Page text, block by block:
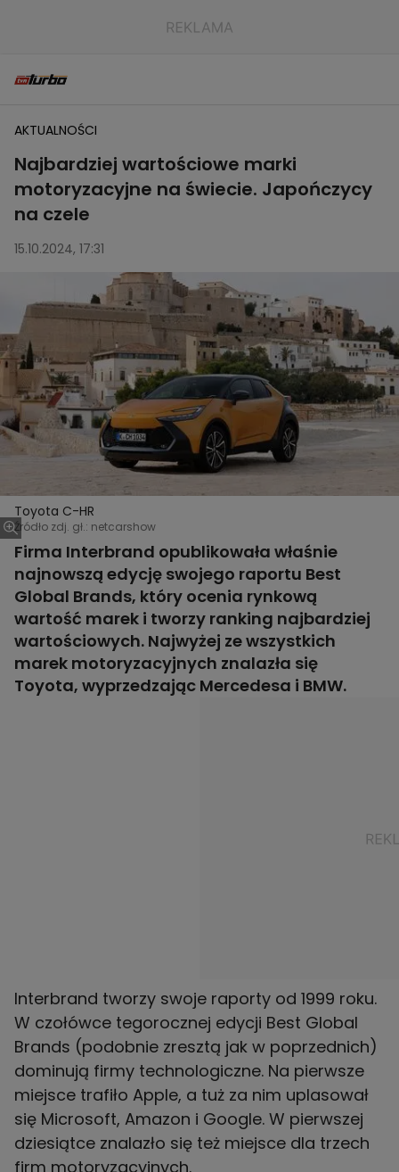
AKTUALNOŚCI
Najbardziej wartościowe marki
motoryzacyjne na świecie. Japończycy
na czele
15.10.2024, 17:31
Toyota C-HR
Źródło zdj. gł.: netcarshow
Firma Interbrand opublikowała właśnie
najnowszą edycję swojego raportu Best
Global Brands, który ocenia rynkową
wartość marek i tworzy ranking najbardziej
wartościowych. Najwyżej ze wszystkich
marek motoryzacyjnych znalazła się
Toyota, wyprzedzając Mercedesa i BMW.
Interbrand tworzy swoje raporty od 1999 roku.
W czołówce tegorocznej edycji Best Global
Brands (podobnie zresztą jak w poprzednich)
dominują firmy technologiczne. Na pierwsze
miejsce trafiło Apple, a tuż za nim uplasował
się Microsoft, Amazon i Google. W pierwszej
dziesiątce znalazło się też miejsce dla trzech
firm motoryzacyjnych.